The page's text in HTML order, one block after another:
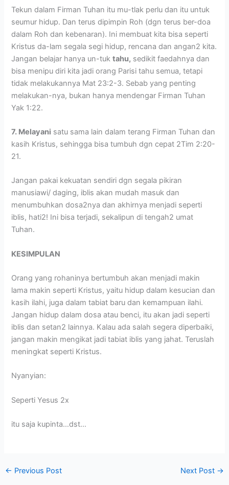
Tekun dalam Firman Tuhan itu mu-tlak perlu dan itu untuk
seumur hidup. Dan terus dipimpin Roh (dgn terus ber-doa
dalam Roh dan kebenaran). Ini membuat kita bisa seperti
Kristus da-lam segala segi hidup, rencana dan angan2 kita.
Jangan belajar hanya un-tuktahu, sedikit faedahnya dan
bisa menipu diri kita jadi orang Parisi tahu semua, tetapi
tidak melakukannya Mat 23:2-3. Sebab yang penting
melakukan-nya, bukan hanya mendengar Firman Tuhan
Yak 1:22.
7. Melayani satu sama lain dalam terang Firman Tuhan dan
kasih Kristus, sehingga bisa tumbuh dgn cepat 2Tim 2:20-
21.
Jangan pakai kekuatan sendiri dgn segala pikiran
manusiawi/ daging, iblis akan mudah masuk dan
menumbuhkan dosa2nya dan akhirnya menjadi seperti
iblis, hati2! Ini bisa terjadi, sekalipun di tengah2 umat
Tuhan.
KESIMPULAN
Orang yang rohaninya bertumbuh akan menjadi makin
lama makin seperti Kristus, yaitu hidup dalam kesucian dan
kasih ilahi, juga dalam tabiat baru dan kemampuan ilahi.
Jangan hidup dalam dosa atau benci, itu akan jadi seperti
iblis dan setan2 lainnya. Kalau ada salah segera diperbaiki,
jangan makin mengikat jadi tabiat iblis yang jahat. Teruslah
meningkat seperti Kristus.
Nyanyian:
Seperti Yesus 2x
itu saja kupinta…dst…
← Previous Post Next Post →